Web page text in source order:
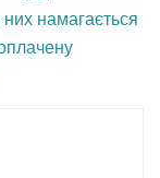
них намагається